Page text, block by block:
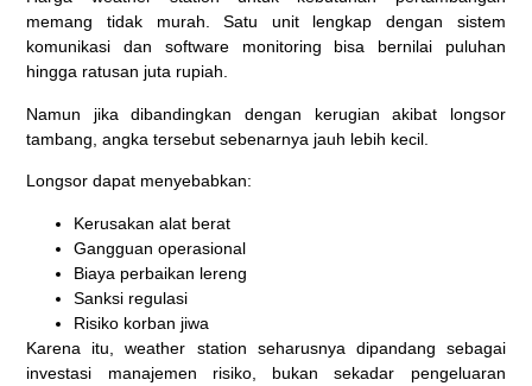
memang tidak murah. Satu unit lengkap dengan sistem
komunikasi dan software monitoring bisa bernilai puluhan
hingga ratusan juta rupiah.
Namun jika dibandingkan dengan kerugian akibat longsor
tambang, angka tersebut sebenarnya jauh lebih kecil.
Longsor dapat menyebabkan:
Kerusakan alat berat
Gangguan operasional
Biaya perbaikan lereng
Sanksi regulasi
Risiko korban jiwa
Karena itu, weather station seharusnya dipandang sebagai
investasi manajemen risiko, bukan sekadar pengeluaran